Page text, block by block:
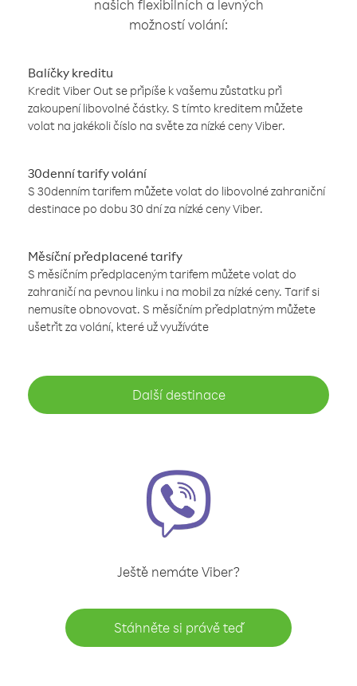
našich flexibilních a levných
možností volání:
Balíčky kreditu
Kredit Viber Out se připíše k vašemu zůstatku při
zakoupení libovolné částky. S tímto kreditem můžete
volat na jakékoli číslo na světe za nízké ceny Viber.
30denní tarify volání
S 30denním tarifem můžete volat do libovolné zahraniční
destinace po dobu 30 dní za nízké ceny Viber.
Měsíční předplacené tarify
S měsíčním předplaceným tarifem můžete volat do
zahraničí na pevnou linku i na mobil za nízké ceny. Tarif si
nemusíte obnovovat. S měsíčním předplatným můžete
ušetřit za volání, které už využíváte
Další destinace
Ještě nemáte Viber?
Stáhněte si právě teď